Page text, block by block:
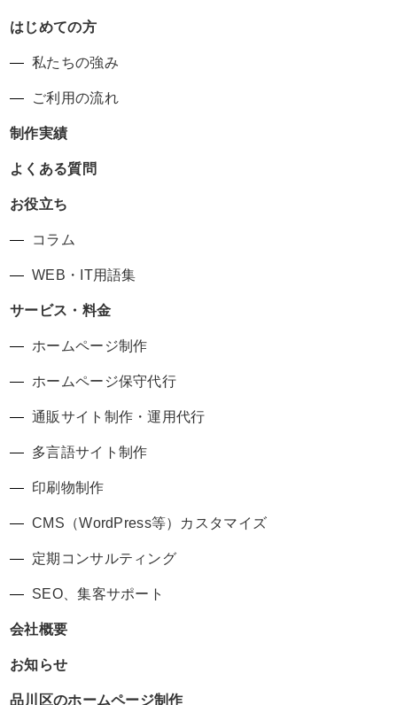
はじめての方
私たちの強み
ご利用の流れ
制作実績
よくある質問
お役立ち
コラム
WEB・IT用語集
サービス・料金
ホームページ制作
ホームページ保守代行
通販サイト制作・運用代行
多言語サイト制作
印刷物制作
CMS（WordPress等）カスタマイズ
定期コンサルティング
SEO、集客サポート
会社概要
お知らせ
品川区のホームページ制作